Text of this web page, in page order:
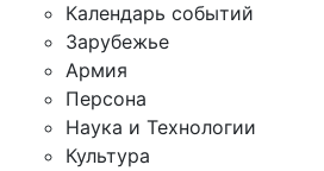
Календарь событий
Зарубежье
Армия
Персона
Наука и Технологии
Культура